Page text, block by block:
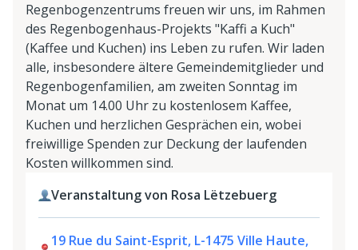
Regenbogenzentrums freuen wir uns, im Rahmen
des Regenbogenhaus-Projekts "Kaffi a Kuch"
(Kaffee und Kuchen) ins Leben zu rufen. Wir laden
alle, insbesondere ältere Gemeindemitglieder und
Regenbogenfamilien, am zweiten Sonntag im
Monat um 14.00 Uhr zu kostenlosem Kaffee,
Kuchen und herzlichen Gesprächen ein, wobei
freiwillige Spenden zur Deckung der laufenden
Kosten willkommen sind.
Veranstaltung von Rosa Lëtzebuerg
19 Rue du Saint-Esprit, L-1475 Ville Haute,